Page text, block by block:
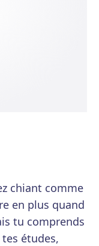
chiant comme
en plus quand
tu comprends
études,